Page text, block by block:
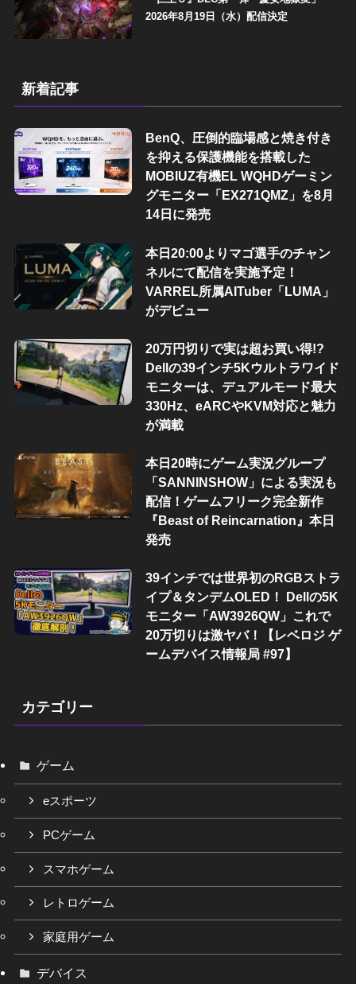
2026年8月19日（水）配信決定
新着記事
BenQ、圧倒的臨場感と焼き付き
を抑える保護機能を搭載した
MOBIUZ有機EL WQHDゲーミン
グモニター「EX271QMZ」を8月
14日に発売
本日20:00よりマゴ選手のチャン
ネルにて配信を実施予定！
VARREL所属AITuber「LUMA」
がデビュー
20万円切りで実は超お買い得!?
Dellの39インチ5Kウルトラワイド
モニターは、デュアルモード最大
330Hz、eARCやKVM対応と魅力
が満載
本日20時にゲーム実況グループ
「SANNINSHOW」による実況も
配信！ゲームフリーク完全新作
『Beast of Reincarnation』本日
発売
39インチでは世界初のRGBストラ
イプ＆タンデムOLED！ Dellの5K
モニター「AW3926QW」これで
20万切りは激ヤバ！【レベロジ ゲ
ームデバイス情報局 #97】
カテゴリー
ゲーム
eスポーツ
PCゲーム
スマホゲーム
レトロゲーム
家庭用ゲーム
デバイス